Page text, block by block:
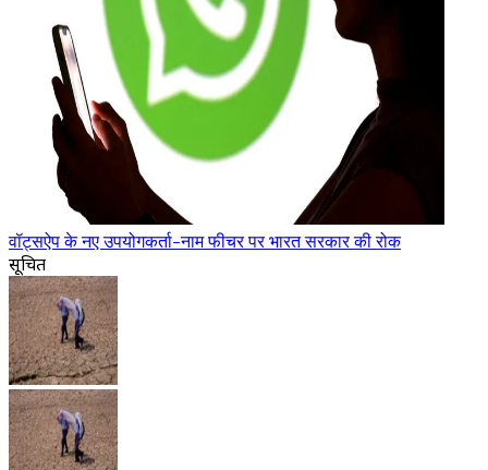
वॉट्सऐप के नए उपयोगकर्ता-नाम फीचर पर भारत सरकार की रोक
सूचित